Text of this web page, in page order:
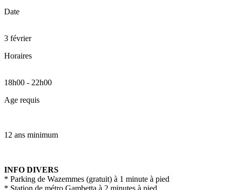
Date
3 février
Horaires
18h00 - 22h00
Age requis
12 ans minimum
INFO DIVERS
* Parking de Wazemmes (gratuit) à 1 minute à pied
* Station de métro Gambetta à 2 minutes à pied